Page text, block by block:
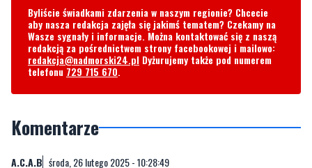
redakcja@nadmorski24.plDyżurujemy także pod numerem
telefonu729 715 670.
Komentarze
Zawsze umieszczacie informacje, że po takim zdarzeniu na
Jesteśmy wszyscy równi wobec prawa ?